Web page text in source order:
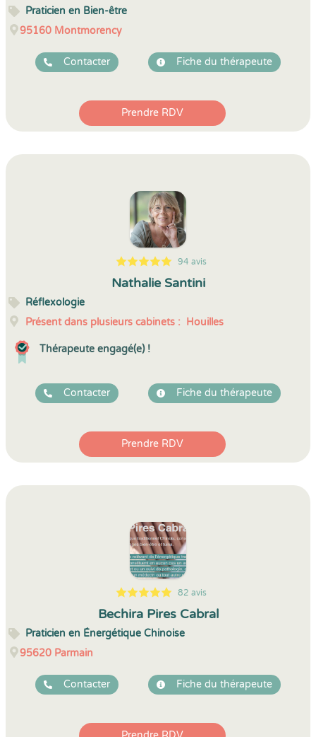
Praticien en Bien-être
95160 Montmorency
Contacter Fiche du thérapeute
Prendre RDV
5
1
5
94 94 avis
Nathalie Santini
Réflexologie
Présent dans plusieurs cabinets : Houilles
Thérapeute engagé(e) !
Contacter Fiche du thérapeute
Prendre RDV
5
1
5
82 82 avis
Bechira Pires Cabral
Praticien en Énergétique Chinoise
95620 Parmain
Contacter Fiche du thérapeute